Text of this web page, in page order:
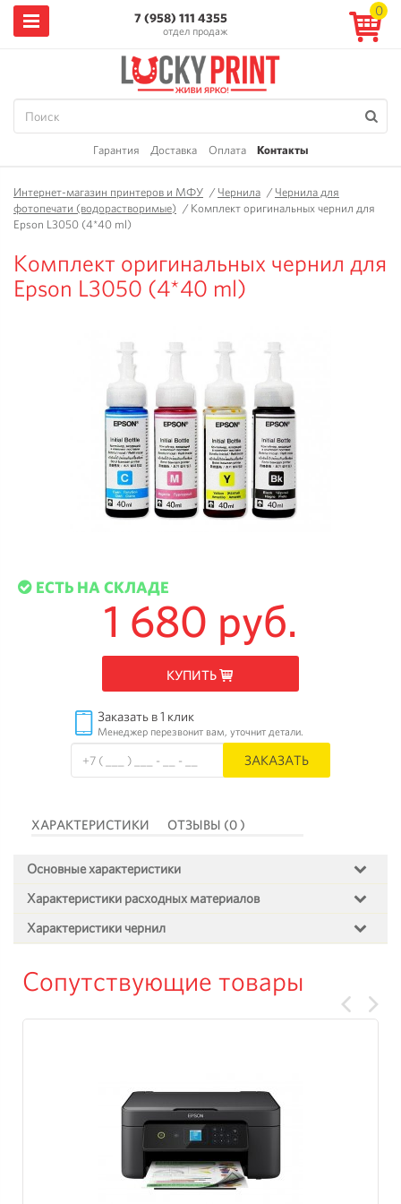
7 (958) 111 4355
отдел продаж
0
Гарантия Доставка Оплата Контакты
Интернет-магазин принтеров и МФУ /Чернила /Чернила для
фотопечати (водорастворимые) /Комплект оригинальных чернил для
Epson L3050 (4*40 ml)
Комплект оригинальных чернил для
Epson L3050 (4*40 ml)
ЕСТЬ НА СКЛАДЕ
1 680 руб.
КУПИТЬ
Заказать в 1 клик
Менеджер перезвонит вам, уточнит детали.
ЗАКАЗАТЬ
ХАРАКТЕРИСТИКИ ОТЗЫВЫ (0 )
Основные характеристики
Характеристики расходных материалов
Характеристики чернил
Сопутствующие товары